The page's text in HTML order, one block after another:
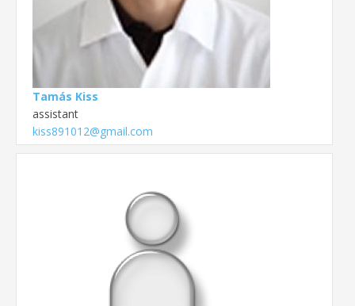
Tamás Kiss
assistant
kiss891012@gmail.com